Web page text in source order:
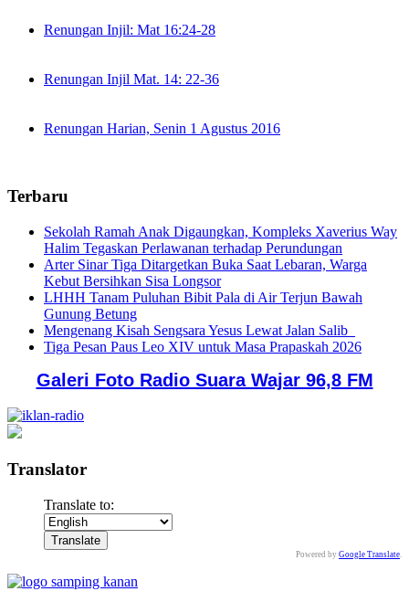
Renungan Injil: Mat 16:24-28
Renungan Injil Mat. 14: 22-36
Renungan Harian, Senin 1 Agustus 2016
Terbaru
Sekolah Ramah Anak Digaungkan, Kompleks Xaverius Way
Halim Tegaskan Perlawanan terhadap Perundungan
Arter Sinar Tiga Ditargetkan Buka Saat Lebaran, Warga
Kebut Bersihkan Sisa Longsor
LHHH Tanam Puluhan Bibit Pala di Air Terjun Bawah
Gunung Betung
Mengenang Kisah Sengsara Yesus Lewat Jalan Salib
Tiga Pesan Paus Leo XIV untuk Masa Prapaskah 2026
Galeri Foto Radio Suara Wajar 96,8 FM
Translator
Translate to:
Powered by Google Translate